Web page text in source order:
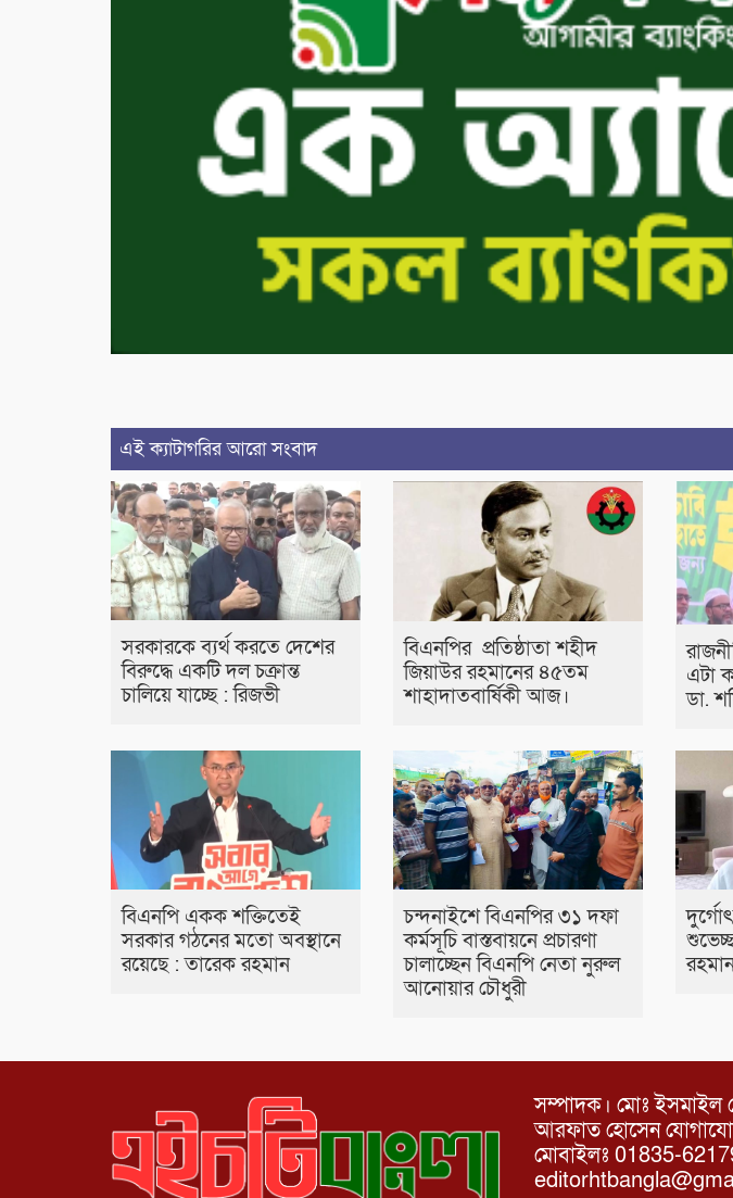
এই ক্যাটাগরির আরো সংবাদ
সরকারকে ব্যর্থ করতে দেশের
বিরুদ্ধে একটি দল চক্রান্ত
চালিয়ে যাচ্ছে : রিজভী
বিএনপির প্রতিষ্ঠাতা শহীদ
জিয়াউর রহমানের ৪৫তম
শাহাদাতবার্ষিকী আজ।
এটা
ডা.
বিএনপি একক শক্তিতেই
সরকার গঠনের মতো অবস্থানে
রয়েছে : তারেক রহমান
চন্দনাইশে বিএনপির ৩১ দফা
কর্মসূচি বাস্তবায়নে প্রচারণা
চালাচ্ছেন বিএনপি নেতা নুরুল
আনোয়ার চৌধুরী
সম্পাদক। মোঃ ইসমাইল
আরফাত হোসেন
মোবাইলঃ 01835-